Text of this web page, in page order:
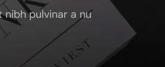
pulvinar a nu